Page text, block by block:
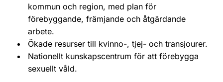
kommun och region, med plan för
förebyggande, främjande och åtgärdande
arbete.
Ökade resurser till kvinno-, tjej- och transjourer.
Nationellt kunskapscentrum för att förebygga
sexuellt våld.